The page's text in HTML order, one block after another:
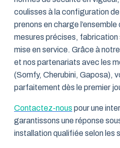
coulisses à la configuration
prenons en charge
mesures précises, fabrication
mise en service. Grâce à
et nos partenariats avec les
(Somfy, Cherubini, Gaposa),
parfaitement dès le premier
Contactez-nous pour une
garantissons une réponse
installation qualifiée selon les